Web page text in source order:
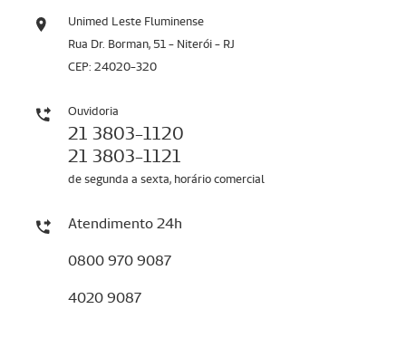
Unimed Leste Fluminense
Rua Dr. Borman, 51 - Niterói - RJ
CEP: 24020-320
Ouvidoria
21 3803-1120
21 3803-1121
de segunda a sexta, horário comercial
Atendimento 24h
0800 970 9087
4020 9087